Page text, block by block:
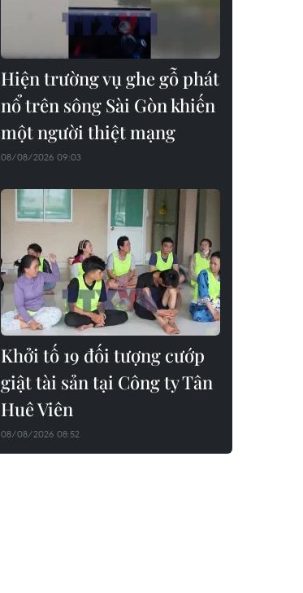
Hiện trường vụ ghe gỗ phát
nổ trên sông Sài Gòn khiến
một người thiệt mạng
08/08/2026 09:03
Khởi tố 19 đối tượng cướp
giật tài sản tại Công ty Tân
Huê Viên
08/08/2026 08:52